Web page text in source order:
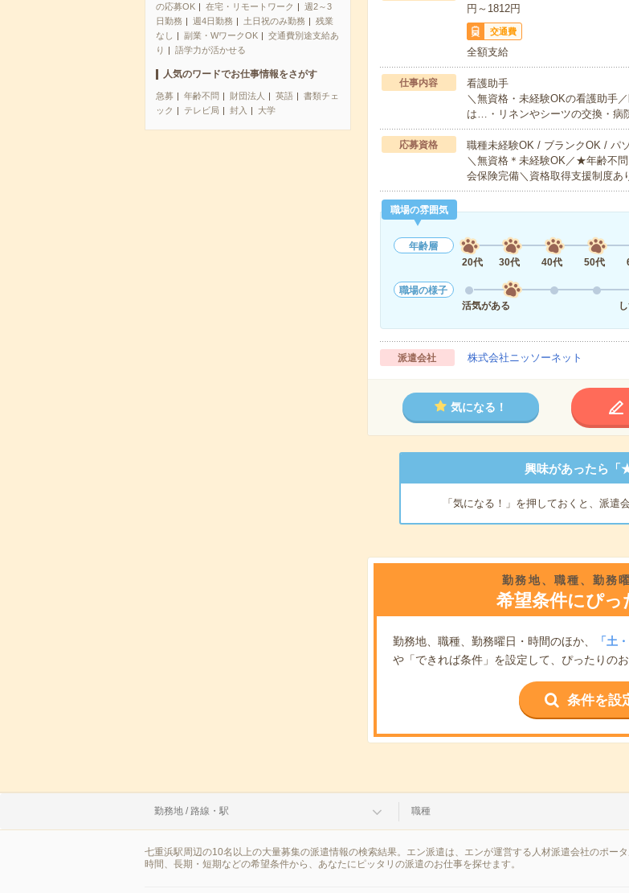
の応募OK
在宅・リモートワーク
週2～3
日勤務
週4日勤務 土日祝のみ勤務
残業
なし
副業・WワークOK
交通費別途支給あ
り
語学力が活かせる
人気のワードでお仕事情報をさがす
急募 年齢不問 財団法人 英語
書類チェ
ック
テレビ局 封入 大学
円～1812円
交通費
全額支給
仕事内容
看護助手
＼無資格・未経験OKの看護助手
は…・リネンやシーツの交換・病
応募資格
職種未経験OK / ブランクOK / パ
＼無資格＊未経験OK／★年齢不
会保険完備＼資格取得支援制度
職場の雰囲気
年齢層
20代
30代 40代 50代
職場の様子
活気がある
派遣会社 株式会社ニッソーネット
気になる！
興味があったら「
「気になる！」を押しておくと、派遣
勤務地、職種、勤務
希望条件にぴ
勤務地、職種、勤務曜日・時間のほか、 「土
や「できれば条件」を設定して、ぴったりの
条件を設
勤務地 / 路線・駅 職種
七重浜駅周辺の10名以上の大量募集の派遣情報の検索結果。エン派遣は、エンが運営する人材派遣会社のポー
時間、長期・短期などの希望条件から、あなたにピッタリの派遣のお仕事を探せます。